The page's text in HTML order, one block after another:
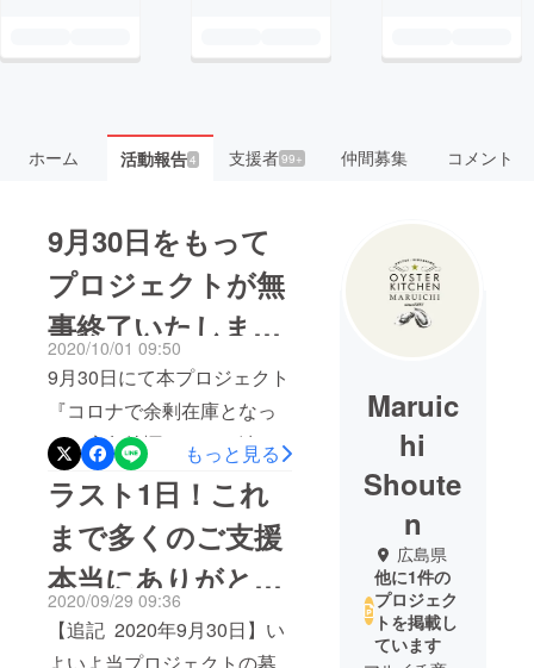
ホーム 活動報告4 支援者99+ 仲間募集 コメント
9月30日をもって
プロジェクトが無
事終了いたしまし
た。
2020/10/01 09:50
9月30日にて本プロジェクト
『コロナで余剰在庫となっ
た、広島牡蠣をオイル漬け
にしお届けしたい。』が無
事終了いたしましたのでご
報告申し上げます。皆様、
本当にありがとうございま
した。～結果報告～■支援総
額 ： 5,942,000円■支援
もっと見る
ラスト1日！これ
まで多くのご支援
本当にありがとう
ござました！！
2020/09/29 09:36
【追記 2020年9月30日】い
よいよ当プロジェクトの募
Maruic
hi
Shoute
n
広島県
他に1件の
プロジェク
トを掲載し
ています